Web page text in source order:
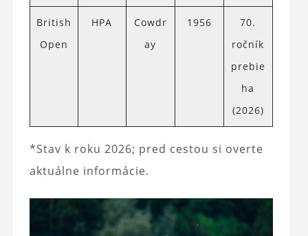
British
Open
HPA
Cowdr
ay
1956
70.
ročník
prebie
ha
(2026)
*Stav k roku 2026; pred cestou si overte
aktuálne informácie.